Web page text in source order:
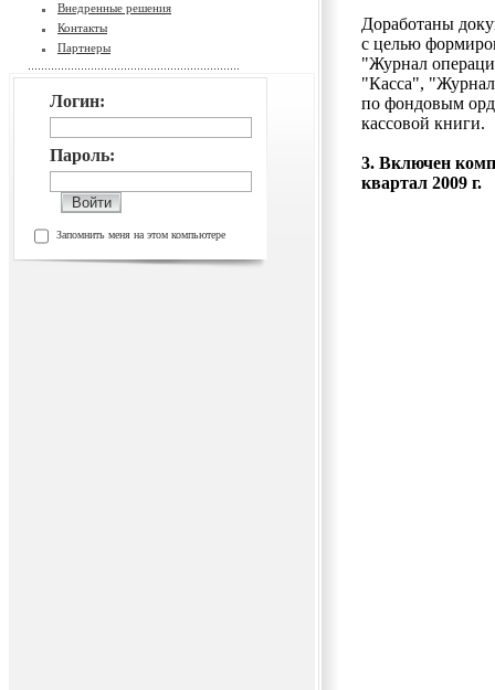
Внедренные решения
Контакты
Партнеры
Логин:
Пароль:
Запомнить меня на этом компьютере
Доработаны
с целью
"Журнал
"Касса",
по фондовым
кассовой книги.
3. Включен
квартал 2009 г.